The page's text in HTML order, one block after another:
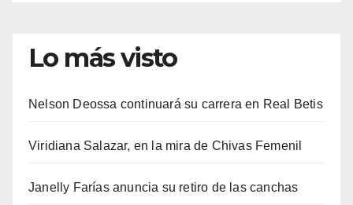
Lo más visto
Nelson Deossa continuará su carrera en Real Betis
Viridiana Salazar, en la mira de Chivas Femenil
Janelly Farías anuncia su retiro de las canchas